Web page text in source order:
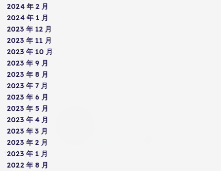
2024 年 2 月
2024 年 1 月
2023 年 12 月
2023 年 11 月
2023 年 10 月
2023 年 9 月
2023 年 8 月
2023 年 7 月
2023 年 6 月
2023 年 5 月
2023 年 4 月
2023 年 3 月
2023 年 2 月
2023 年 1 月
2022 年 8 月